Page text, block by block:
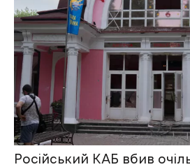
Російський КАБ вбив